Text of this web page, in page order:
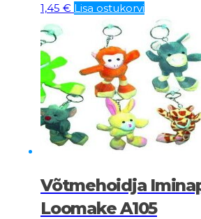
1,45 € Lisa ostukorvi
Võtmehoidja
Loomake A105